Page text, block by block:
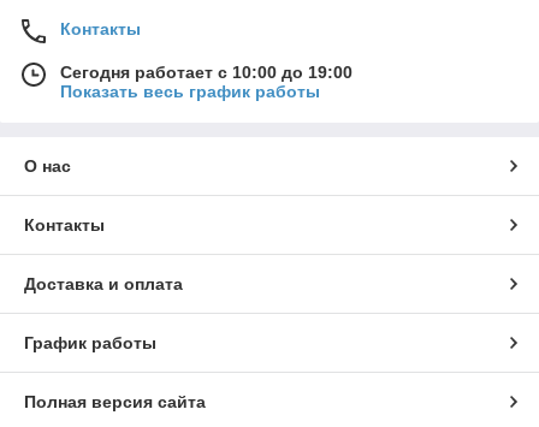
Контакты
Сегодня работает с 10:00 до 19:00
Показать весь график работы
О нас
Контакты
Доставка и оплата
График работы
Полная версия сайта